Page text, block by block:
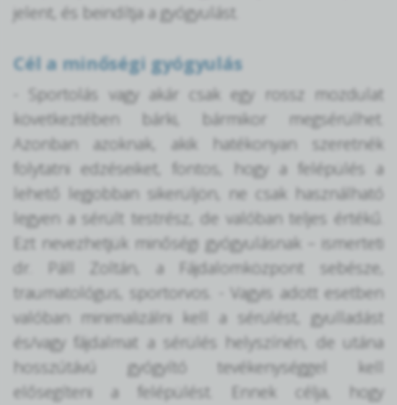
jelent, és beindítja a gyógyulást.
Cél a minőségi gyógyulás
- Sportolás vagy akár csak egy rossz mozdulat
következtében bárki, bármikor megsérülhet.
Azonban azoknak, akik hatékonyan szeretnék
folytatni edzéseiket, fontos, hogy a felépülés a
lehető legjobban sikerüljön, ne csak használható
legyen a sérült testrész, de valóban teljes értékű.
Ezt nevezhetjük minőségi gyógyulásnak – ismerteti
dr. Páll Zoltán, a Fájdalomközpont sebésze,
traumatológus, sportorvos. - Vagyis adott esetben
valóban minimalizálni kell a sérülést, gyulladást
és/vagy fájdalmat a sérülés helyszínén, de utána
hosszútávú gyógyító tevékenységgel kell
elősegíteni a felépülést. Ennek célja, hogy